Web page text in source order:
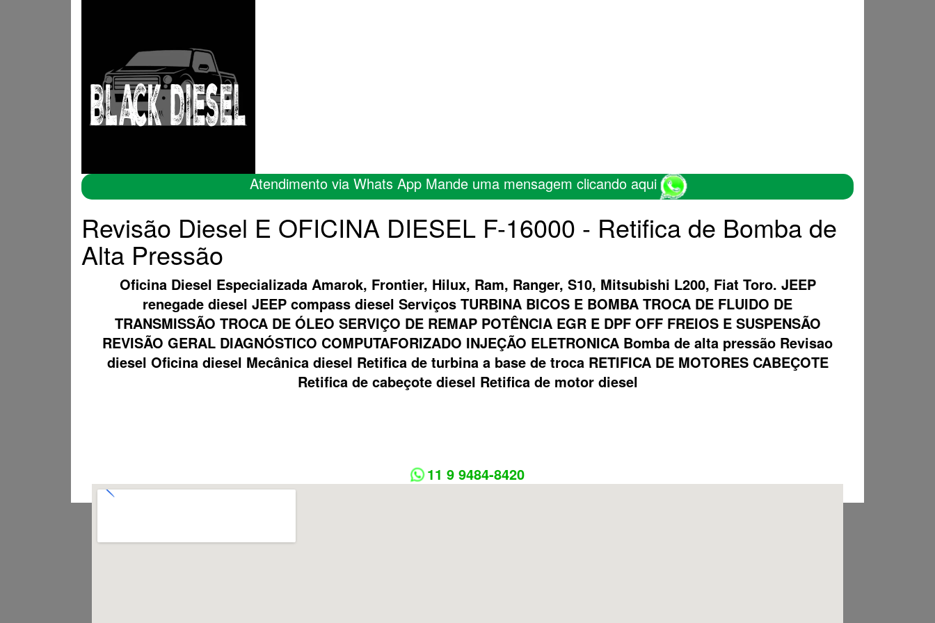
Atendimento via Whats App Mande uma mensagem clicando aqui
Revisão Diesel E OFICINA DIESEL F-16000 - Retifica de Bomba de
Alta Pressão
Oficina Diesel Especializada Amarok, Frontier, Hilux, Ram, Ranger, S10, Mitsubishi L200, Fiat Toro. JEEP
renegade diesel JEEP compass diesel Serviços TURBINA BICOS E BOMBA TROCA DE FLUIDO DE
TRANSMISSÃO TROCA DE ÓLEO SERVIÇO DE REMAP POTÊNCIA EGR E DPF OFF FREIOS E SUSPENSÃO
REVISÃO GERAL DIAGNÓSTICO COMPUTAFORIZADO INJEÇÃO ELETRONICA Bomba de alta pressão Revisao
diesel Oficina diesel Mecânica diesel Retifica de turbina a base de troca RETIFICA DE MOTORES CABEÇOTE
Retifica de cabeçote diesel Retifica de motor diesel
11 9 9484-8420